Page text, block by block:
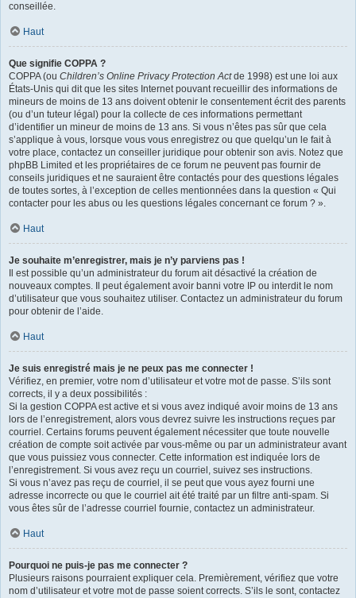
conseillée.
Haut
Que signifie COPPA ?
COPPA (ou Children’s Online Privacy Protection Actde 1998) est une loi aux
États-Unis qui dit que les sites Internet pouvant recueillir des informations de
mineurs de moins de 13 ans doivent obtenir le consentement écrit des parents
(ou d’un tuteur légal) pour la collecte de ces informations permettant
d’identifier un mineur de moins de 13 ans. Si vous n’êtes pas sûr que cela
s’applique à vous, lorsque vous vous enregistrez ou que quelqu’un le fait à
votre place, contactez un conseiller juridique pour obtenir son avis. Notez que
phpBB Limited et les propriétaires de ce forum ne peuvent pas fournir de
conseils juridiques et ne sauraient être contactés pour des questions légales
de toutes sortes, à l’exception de celles mentionnées dans la question « Qui
contacter pour les abus ou les questions légales concernant ce forum ? ».
Haut
Je souhaite m’enregistrer, mais je n’y parviens pas !
Il est possible qu’un administrateur du forum ait désactivé la création de
nouveaux comptes. Il peut également avoir banni votre IP ou interdit le nom
d’utilisateur que vous souhaitez utiliser. Contactez un administrateur du forum
pour obtenir de l’aide.
Haut
Je suis enregistré mais je ne peux pas me connecter !
Vérifiez, en premier, votre nom d’utilisateur et votre mot de passe. S’ils sont
corrects, il y a deux possibilités :
Si la gestion COPPA est active et si vous avez indiqué avoir moins de 13 ans
lors de l’enregistrement, alors vous devrez suivre les instructions reçues par
courriel. Certains forums peuvent également nécessiter que toute nouvelle
création de compte soit activée par vous-même ou par un administrateur avant
que vous puissiez vous connecter. Cette information est indiquée lors de
l’enregistrement. Si vous avez reçu un courriel, suivez ses instructions.
Si vous n’avez pas reçu de courriel, il se peut que vous ayez fourni une
adresse incorrecte ou que le courriel ait été traité par un filtre anti-spam. Si
vous êtes sûr de l’adresse courriel fournie, contactez un administrateur.
Haut
Pourquoi ne puis-je pas me connecter ?
Plusieurs raisons pourraient expliquer cela. Premièrement, vérifiez que votre
nom d’utilisateur et votre mot de passe soient corrects. S’ils le sont, contactez